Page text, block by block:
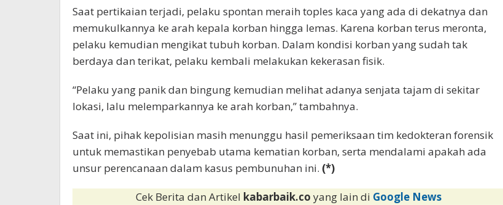
Saat pertikaian terjadi, pelaku spontan meraih toples kaca yang ada di dekatnya dan
memukulkannya ke arah kepala korban hingga lemas. Karena korban terus meronta,
pelaku kemudian mengikat tubuh korban. Dalam kondisi korban yang sudah tak
berdaya dan terikat, pelaku kembali melakukan kekerasan fisik.
“Pelaku yang panik dan bingung kemudian melihat adanya senjata tajam di sekitar
lokasi, lalu melemparkannya ke arah korban,” tambahnya.
Saat ini, pihak kepolisian masih menunggu hasil pemeriksaan tim kedokteran forensik
untuk memastikan penyebab utama kematian korban, serta mendalami apakah ada
unsur perencanaan dalam kasus pembunuhan ini. (*)
Cek Berita dan Artikel kabarbaik.coyang lain di Google News